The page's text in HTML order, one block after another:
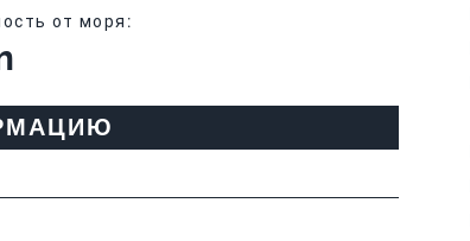
от моря :